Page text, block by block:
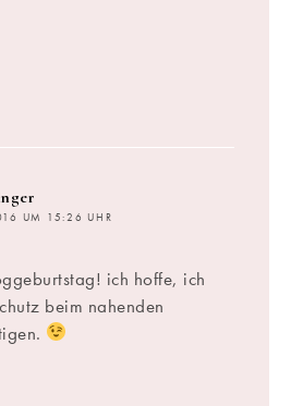
UM 15:26 UHR
ich hoffe, ich
beim nahenden